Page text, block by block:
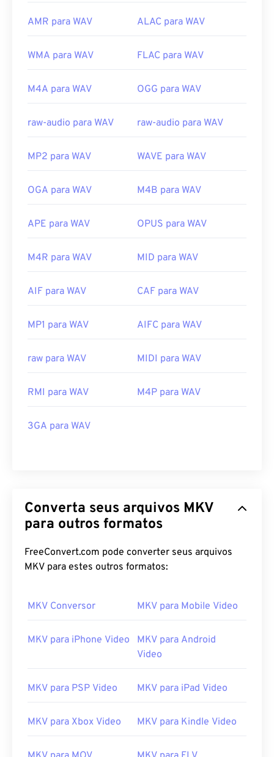
AMR para WAV ALAC para WAV
WMA para WAV FLAC para WAV
M4A para WAV OGG para WAV
raw-audio para WAV raw-audio para WAV
MP2 para WAV WAVE para WAV
OGA para WAV M4B para WAV
APE para WAV OPUS para WAV
M4R para WAV MID para WAV
AIF para WAV CAF para WAV
MP1 para WAV AIFC para WAV
raw para WAV MIDI para WAV
RMI para WAV M4P para WAV
3GA para WAV
Converta seus arquivos MKV
para outros formatos
FreeConvert.com pode converter seus arquivos
MKV para estes outros formatos:
MKV Conversor MKV para Mobile Video
MKV para iPhone Video
MKV para Android
Video
MKV para PSP Video MKV para iPad Video
MKV para Xbox Video MKV para Kindle Video